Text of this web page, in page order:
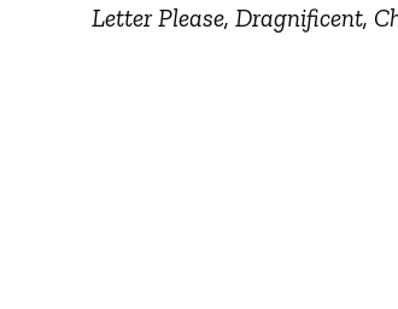
Letter Please, Dragnificent,